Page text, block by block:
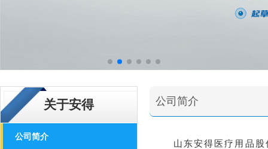
关于安得
公司简介
公司简介
山东安得医疗用品